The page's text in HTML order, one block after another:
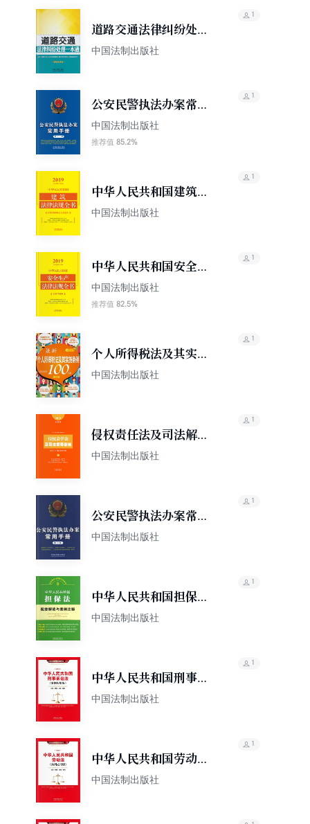
道路交通法律纠纷处理
一本通
中国法制出版社
1
公安民警执法办案常用
手册（第十一版）
中国法制出版社
推荐值 85.2%
1
中华人民共和国建筑法
律法规全书（含典型案
中国法制出版社
1
中华人民共和国安全生
产法律法规全书（含典
型案例）（2019年版）
中国法制出版社
推荐值 82.5%
1
个人所得税法及其实施
条例100问
中国法制出版社
1
侵权责任法及司法解释
新编（含请示答复及指
中国法制出版社
1
公安民警执法办案常用
手册（第七版）
中国法制出版社
1
中华人民共和国担保法
配套解读与案例注释
中国法制出版社
1
中华人民共和国刑事诉
讼法：立案·管辖·证据·
中国法制出版社
1
中华人民共和国劳动
法：立案·管辖·证据·裁
中国法制出版社
1